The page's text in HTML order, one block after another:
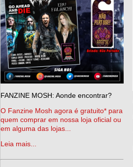
FANZINE MOSH: Aonde encontrar?
O Fanzine Mosh agora é gratuito* para
quem comprar em nossa loja oficial ou
em alguma das lojas...
Leia mais...